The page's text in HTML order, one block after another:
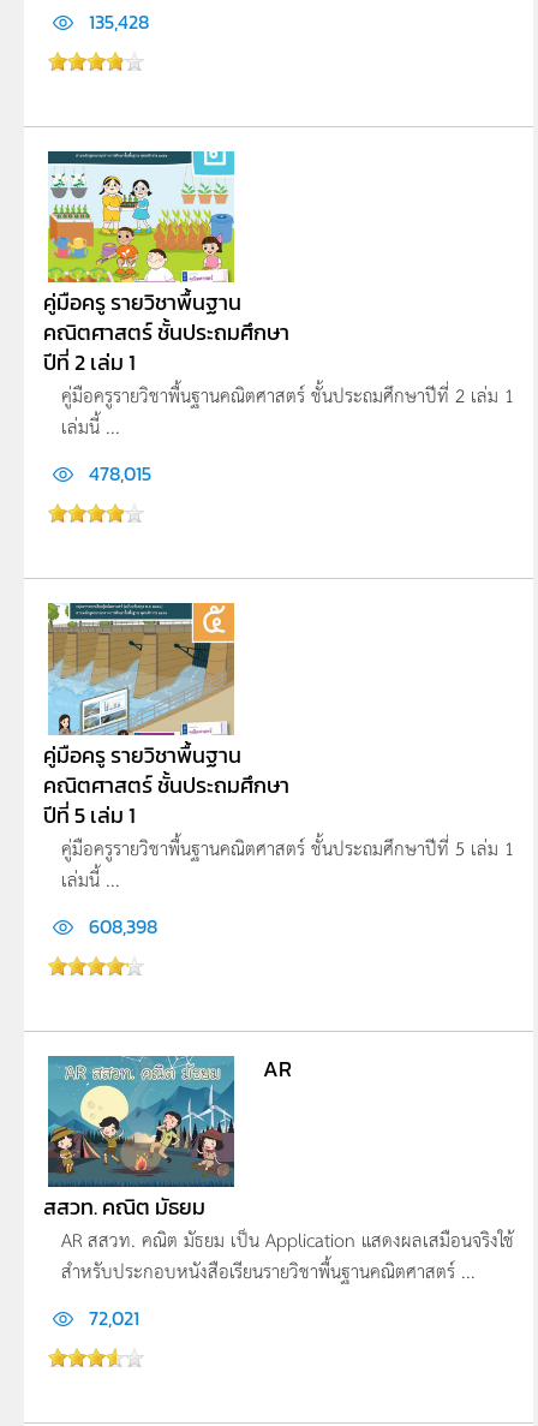
135,428
คู่มือครู รายวิชาพื้นฐาน
คณิตศาสตร์ ชั้นประถมศึกษา
ปีที่ 2 เล่ม 1
คู่มือครูรายวิชาพื้นฐานคณิตศาสตร์ ชั้นประถมศึกษาปีที่ 2 เล่ม 1
เล่มนี้ ...
478,015
คู่มือครู รายวิชาพื้นฐาน
คณิตศาสตร์ ชั้นประถมศึกษา
ปีที่ 5 เล่ม 1
คู่มือครูรายวิชาพื้นฐานคณิตศาสตร์ ชั้นประถมศึกษาปีที่ 5 เล่ม 1
เล่มนี้ ...
608,398
AR
สสวท. คณิต มัธยม
AR สสวท. คณิต มัธยม เป็น Application แสดงผลเสมือนจริงใช้
สำหรับประกอบหนังสือเรียนรายวิชาพื้นฐานคณิตศาสตร์ ...
72,021